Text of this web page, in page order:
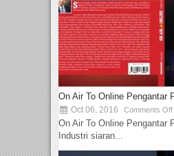
On Air To Online Pengantar
Oct 06, 2016 Comments Off
On Air To Online Pengantar
Industri siaran...